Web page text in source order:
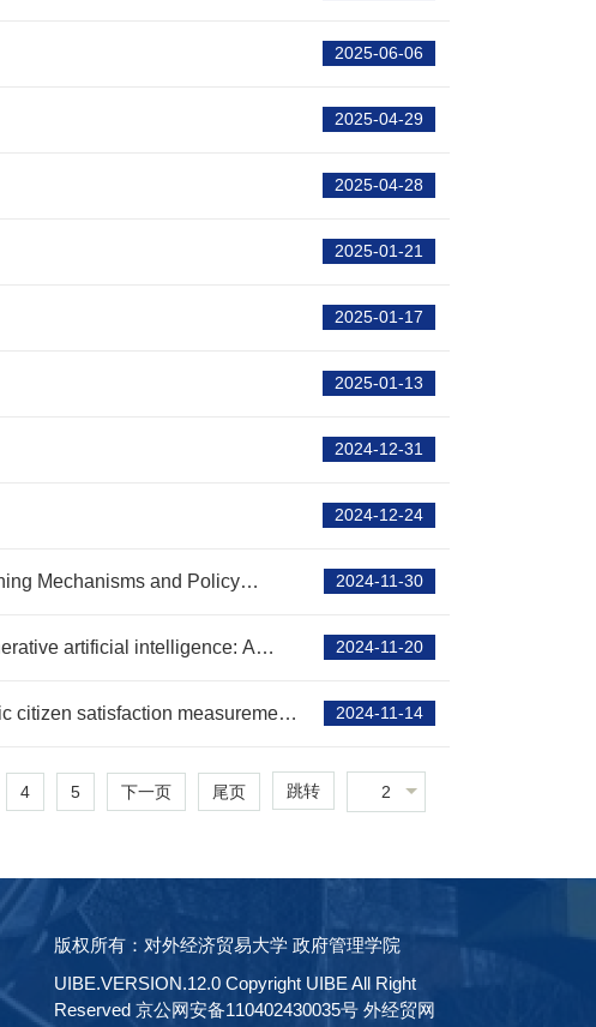
2025-06-06
2025-04-29
2025-04-28
2025-01-21
2025-01-17
2025-01-13
2024-12-31
2024-12-24
Mechanisms and Policy
2024-11-30
artificial intelligence: A
2024-11-20
citizen satisfaction measurement?
2024-11-14
4 5 下一页 尾页 跳转 2
版权所有：对外经济贸易大学 政府管理学院
UIBE.VERSION.12.0 Copyright UIBE All Right
Reserved 京公网安备110402430035号 外经贸网